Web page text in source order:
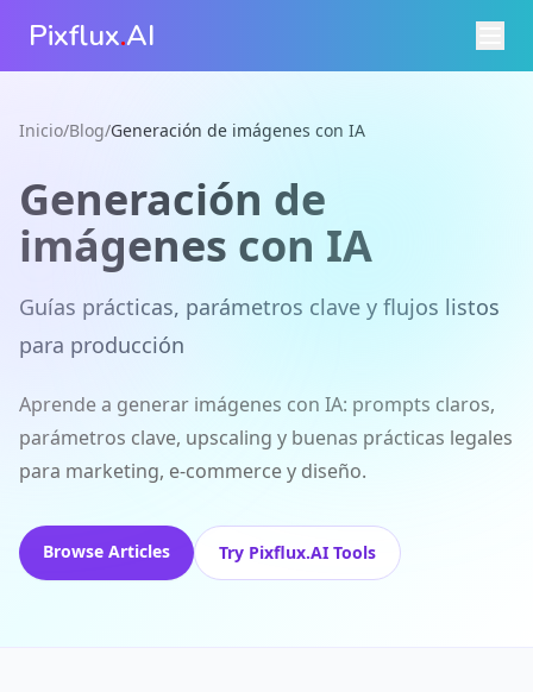
Pixflux.AI
Inicio/Blog/Generación de imágenes con IA
Generación de
imágenes con IA
Guías prácticas, parámetros clave y flujos listos
para producción
Aprende a generar imágenes con IA: prompts claros,
parámetros clave, upscaling y buenas prácticas legales
para marketing, e‑commerce y diseño.
Browse Articles Try Pixflux.AI Tools